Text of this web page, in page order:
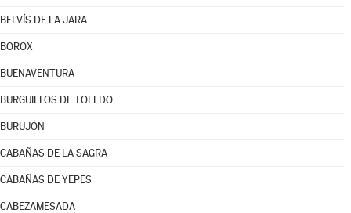
BELVÍS DE LA JARA
BOROX
BUENAVENTURA
BURGUILLOS DE TOLEDO
BURUJÓN
CABAÑAS DE LA SAGRA
CABAÑAS DE YEPES
CABEZAMESADA